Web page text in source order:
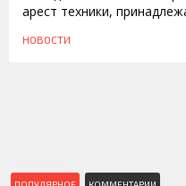
арест техники,
НОВОСТИ